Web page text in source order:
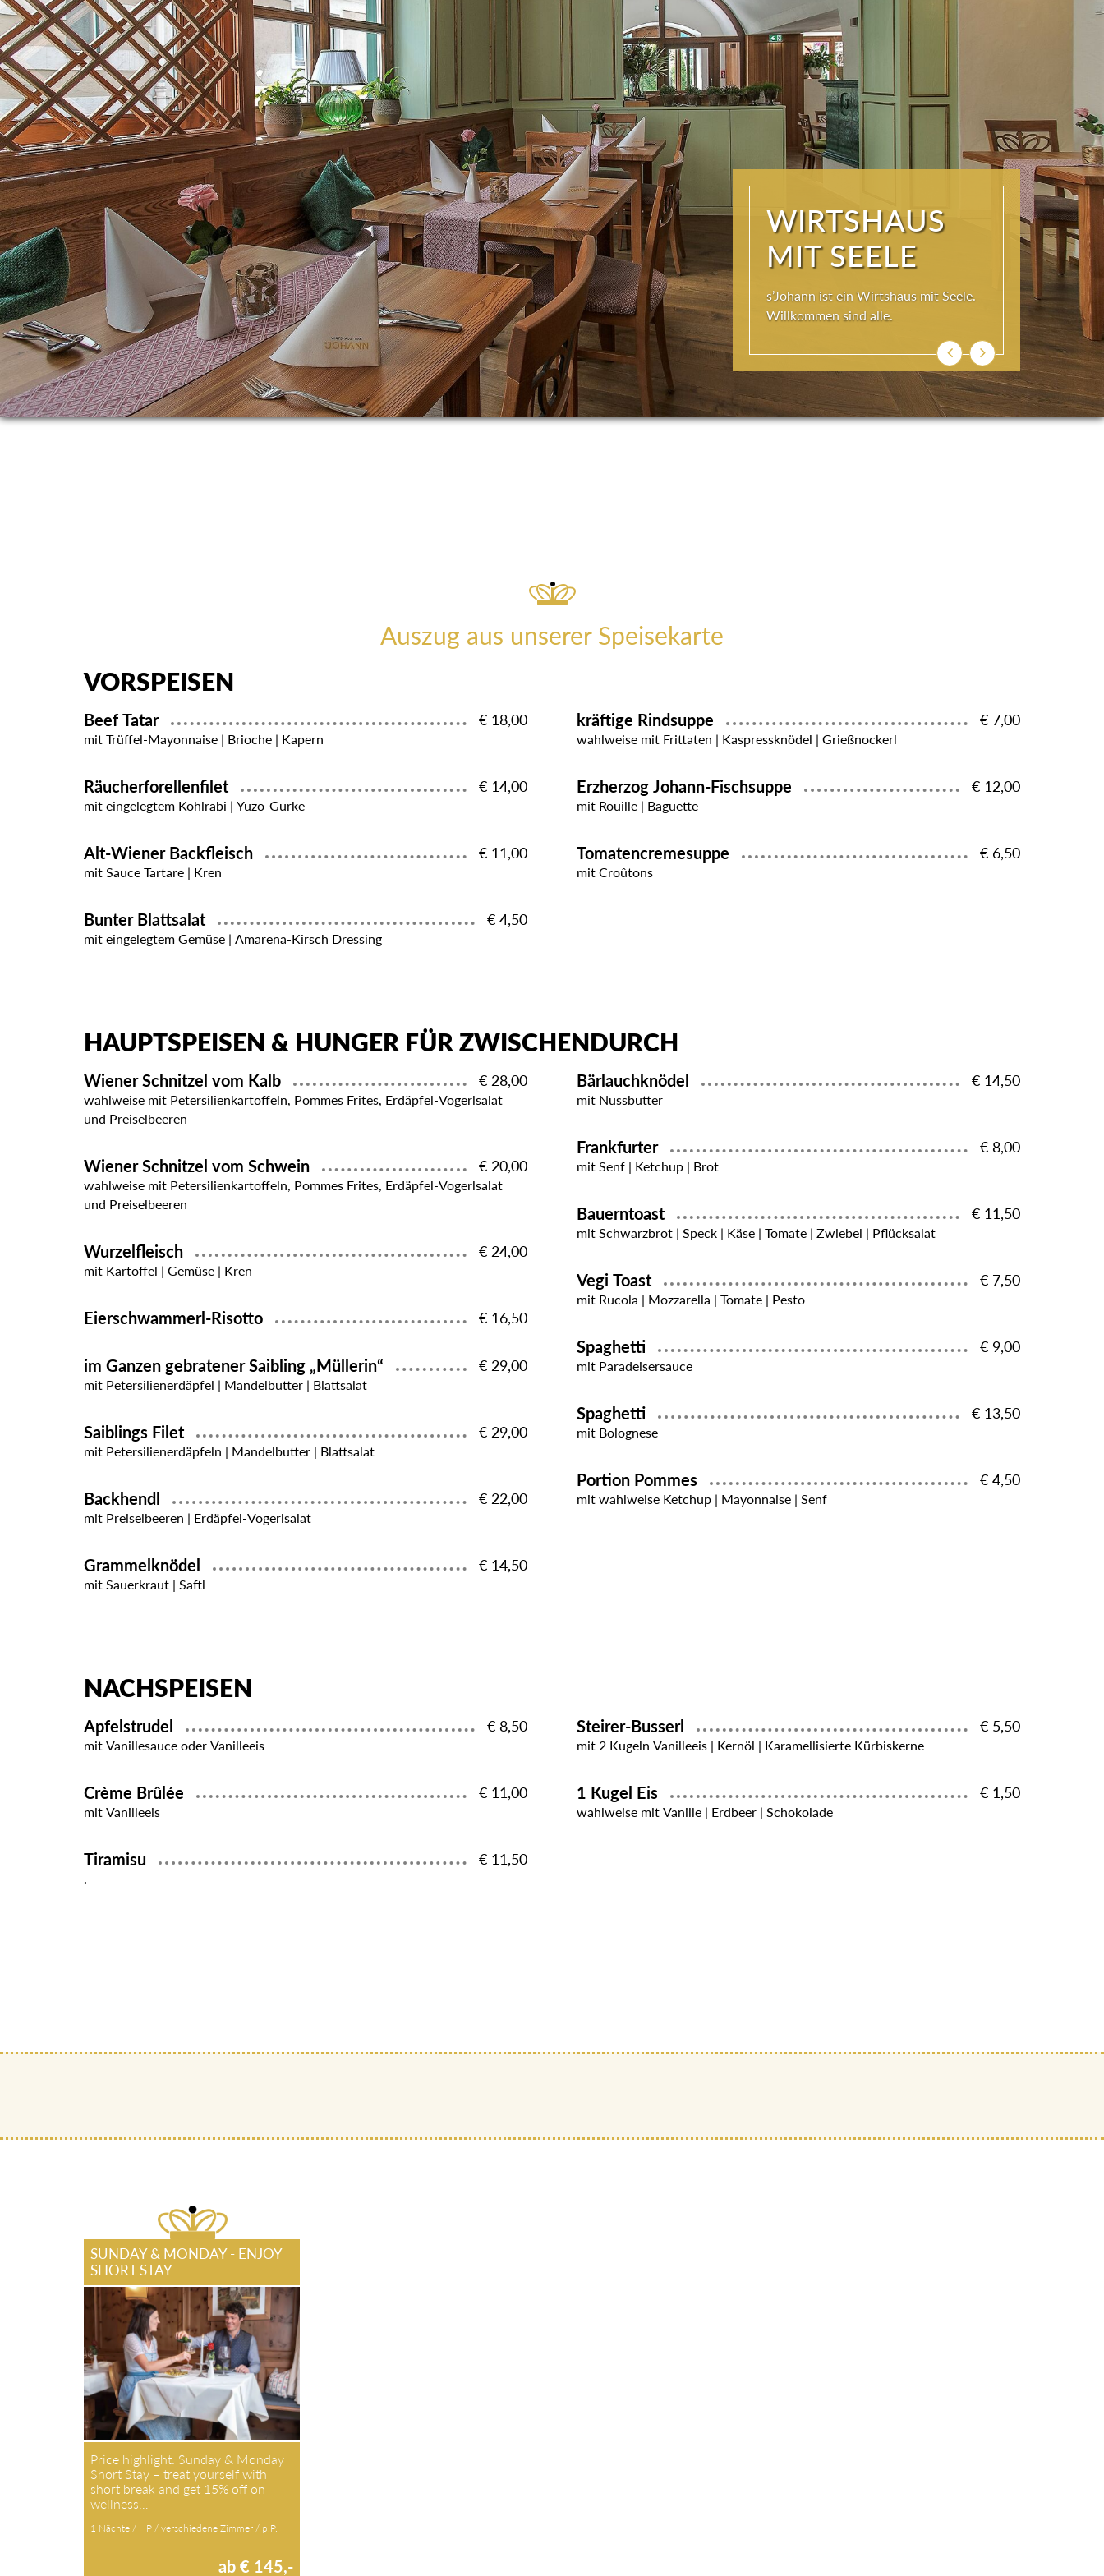
WIRTSHAUS
MIT SEELE
s’Johann ist ein Wirtshaus mit Seele.
Willkommen sind alle.
ZurückWeiter
Auszug aus unserer Speisekarte
VORSPEISEN
Beef Tatar € 18,00
mit Trüffel-Mayonnaise | Brioche | Kapern
Räucherforellenfilet € 14,00
mit eingelegtem Kohlrabi | Yuzo-Gurke
Alt-Wiener Backfleisch € 11,00
mit Sauce Tartare | Kren
Bunter Blattsalat € 4,50
mit eingelegtem Gemüse | Amarena-Kirsch Dressing
kräftige Rindsuppe € 7,00
wahlweise mit Frittaten | Kaspressknödel | Grießnockerl
Erzherzog Johann-Fischsuppe € 12,00
mit Rouille | Baguette
Tomatencremesuppe € 6,50
mit Croûtons
HAUPTSPEISEN & HUNGER FÜR ZWISCHENDURCH
Wiener Schnitzel vom Kalb € 28,00
wahlweise mit Petersilienkartoffeln, Pommes Frites, Erdäpfel-Vogerlsalat
und Preiselbeeren
Wiener Schnitzel vom Schwein € 20,00
wahlweise mit Petersilienkartoffeln, Pommes Frites, Erdäpfel-Vogerlsalat
und Preiselbeeren
Wurzelfleisch € 24,00
mit Kartoffel | Gemüse | Kren
Eierschwammerl-Risotto € 16,50
im Ganzen gebratener Saibling „Müllerin“ € 29,00
mit Petersilienerdäpfel | Mandelbutter | Blattsalat
Saiblings Filet € 29,00
mit Petersilienerdäpfeln | Mandelbutter | Blattsalat
Backhendl € 22,00
mit Preiselbeeren | Erdäpfel-Vogerlsalat
Grammelknödel € 14,50
mit Sauerkraut | Saftl
Bärlauchknödel € 14,50
mit Nussbutter
Frankfurter € 8,00
mit Senf | Ketchup | Brot
Bauerntoast € 11,50
mit Schwarzbrot | Speck | Käse | Tomate | Zwiebel | Pflücksalat
Vegi Toast € 7,50
mit Rucola | Mozzarella | Tomate | Pesto
Spaghetti € 9,00
mit Paradeisersauce
Spaghetti € 13,50
mit Bolognese
Portion Pommes € 4,50
mit wahlweise Ketchup | Mayonnaise | Senf
NACHSPEISEN
Apfelstrudel € 8,50
mit Vanillesauce oder Vanilleeis
Crème Brûlée € 11,00
mit Vanilleeis
Tiramisu € 11,50
.
Steirer-Busserl € 5,50
mit 2 Kugeln Vanilleeis | Kernöl | Karamellisierte Kürbiskerne
1 Kugel Eis € 1,50
wahlweise mit Vanille | Erdbeer | Schokolade
SUNDAY & MONDAY - ENJOY
SHORT STAY
Price highlight: Sunday & Monday
Short Stay – treat yourself with
short break and get 15% off on
wellness…
1 Nächte / HP / verschiedene Zimmer / p.P.
ab € 145,-